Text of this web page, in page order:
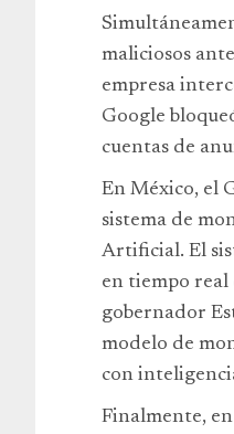
maliciosos
empresa
Google
cuentas de
En México, el
sistema de
Artificial. El
en tiempo real
gobernador
modelo de
con
Finalmente,